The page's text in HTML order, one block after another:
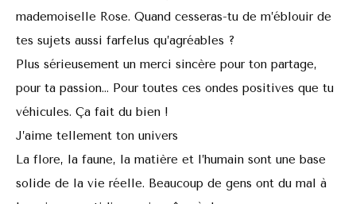
mademoiselle Rose. Quand cesseras-tu de m’éblouir de
tes sujets aussi farfelus qu’agréables ?
Plus sérieusement un merci sincère pour ton partage,
pour ta passion… Pour toutes ces ondes positives que tu
véhicules. Ça fait du bien !
J’aime tellement ton univers
La flore, la faune, la matière et l’humain sont une base
solide de la vie réelle. Beaucoup de gens ont du mal à